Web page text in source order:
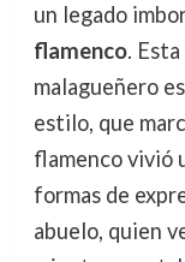
un legado
flamenco.
malagueñero
estilo, que
flamenco vivió
formas de
abuelo, quien